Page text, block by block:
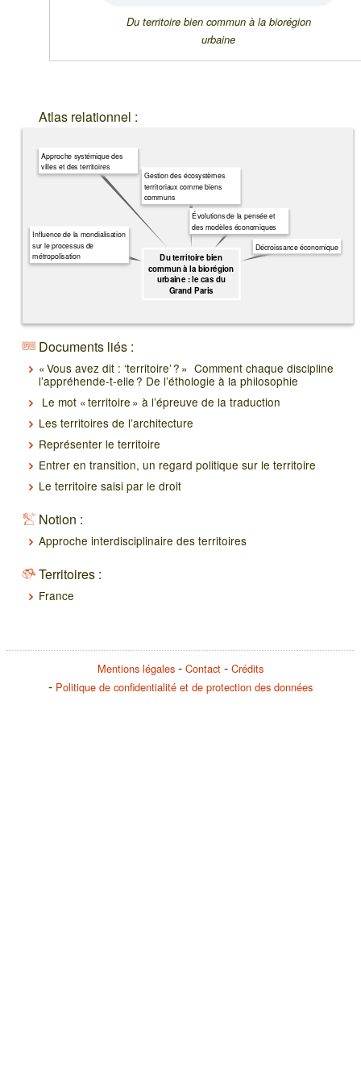
Du territoire bien commun à la biorégion
urbaine
Atlas relationnel :
Du territoire bien
commun à la biorégion
urbaine : le cas du
Grand Paris
Décroissance économique
Évolutions de la pensée et
des modèles économiques
Gestion des écosystèmes
territoriaux comme biens
communs
Approche systémique des
villes et des territoires
Influence de la mondialisation
sur le processus de
métropolisation
Documents liés :
« Vous avez dit : ‘territoire’ ? » Comment chaque discipline
l’appréhende-t-elle ? De l’éthologie à la philosophie
Le mot « territoire » à l’épreuve de la traduction
Les territoires de l’architecture
Représenter le territoire
Entrer en transition, un regard politique sur le territoire
Le territoire saisi par le droit
Notion :
Approche interdisciplinaire des territoires
Territoires :
France
Mentions légales Contact
Crédits
Politique de confidentialité et de protection des données